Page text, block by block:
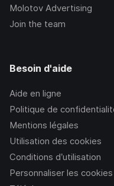
Molotov Advertising
Join the team
Besoin d'aide
Aide en ligne
Politique de
Mentions légales
Utilisation des cookies
Conditions d’utilisation
Personnaliser les cookies